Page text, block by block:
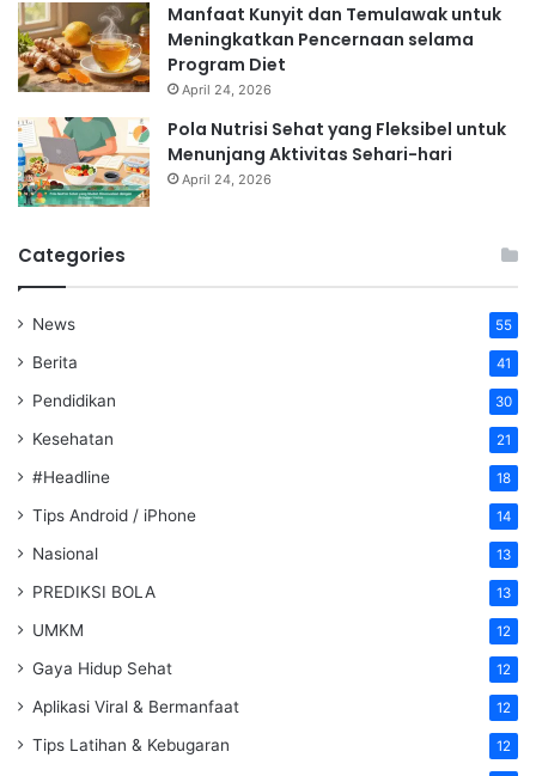
Manfaat Kunyit dan Temulawak untuk
Meningkatkan Pencernaan selama
Program Diet
April 24, 2026
Pola Nutrisi Sehat yang Fleksibel untuk
Menunjang Aktivitas Sehari-hari
April 24, 2026
Categories
News 55
Berita 41
Pendidikan 30
Kesehatan 21
#Headline 18
Tips Android / iPhone 14
Nasional 13
PREDIKSI BOLA 13
UMKM 12
Gaya Hidup Sehat 12
Aplikasi Viral & Bermanfaat 12
Tips Latihan & Kebugaran 12